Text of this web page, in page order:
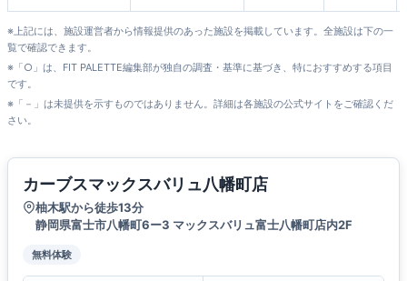
※上記には、施設運営者から情報提供のあった施設を掲載しています。全施設は下の一
覧で確認できます。
※「○」は、FIT PALETTE編集部が独自の調査・基準に基づき、特におすすめする項目
です。
※「－」は未提供を示すものではありません。詳細は各施設の公式サイトをご確認くだ
さい。
カーブスマックスバリュ八幡町店
柚木駅から徒歩13分
静岡県富士市八幡町6ー3 マックスバリュ富士八幡町店内2F
無料体験